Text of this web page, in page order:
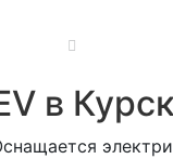
в